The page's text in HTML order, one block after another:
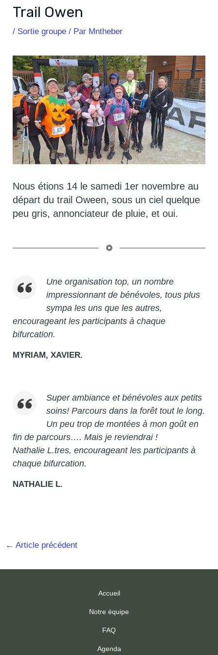
Trail Owen
/ Sortie groupe / Par Mntheber
Nous étions 14 le samedi 1er novembre au
départ du trail Oween, sous un ciel quelque
peu gris, annonciateur de pluie, et oui.
Une organisation top, un nombre
impressionnant de bénévoles, tous plus
sympa les uns que les autres,
encourageant les participants à chaque
bifurcation.
MYRIAM, XAVIER.
Super ambiance et bénévoles aux petits
soins! Parcours dans la forêt tout le long.
Un peu trop de montées à mon goût en
fin de parcours…. Mais je reviendrai !
Nathalie L.tres, encourageant les participants à
chaque bifurcation.
NATHALIE L.
← Article précédent
Accueil
Notre équipe
FAQ
Agenda